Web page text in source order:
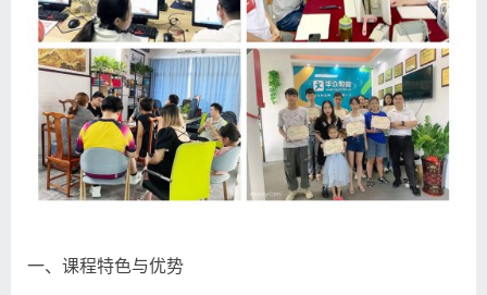
一、课程特色与优势